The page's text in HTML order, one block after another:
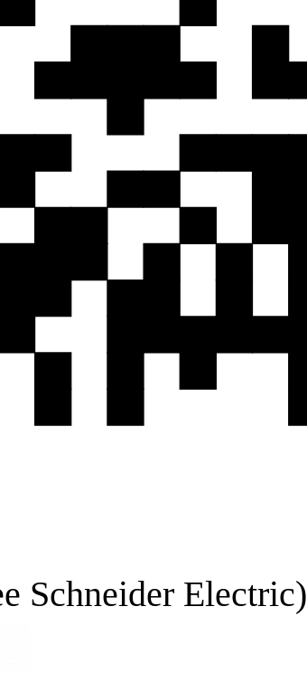
Schneider Electric)